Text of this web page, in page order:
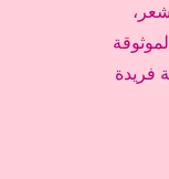
فريدة